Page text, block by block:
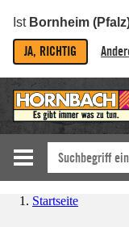
Ist Bornheim
JA, RICHTIG
Startseite